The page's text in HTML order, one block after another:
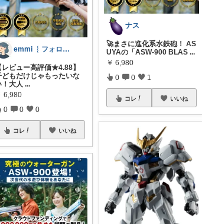
emmi ︴フォロー様より経由購入ｯ🤍
レビュー高評価★4.88】
どもだけじゃもったいな
！大人 ...
6,980
0 0 0
コレ いいね
ナス
🚀まさに進化系水鉄砲！ AS
UYAの「ASW-900 BLAS ...
￥ 6,980
0 0 1
コレ いいね